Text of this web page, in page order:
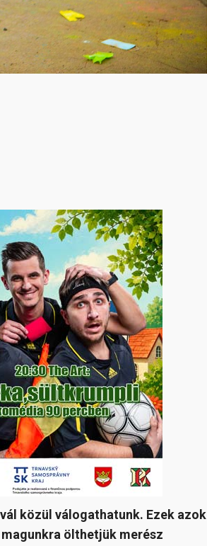
közül válogathatunk. Ezek azok
ölthetjük merész